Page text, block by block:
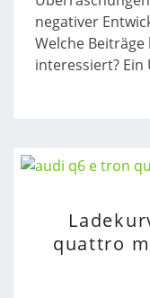
negativer
Welche
interessiert? Ein
quattro